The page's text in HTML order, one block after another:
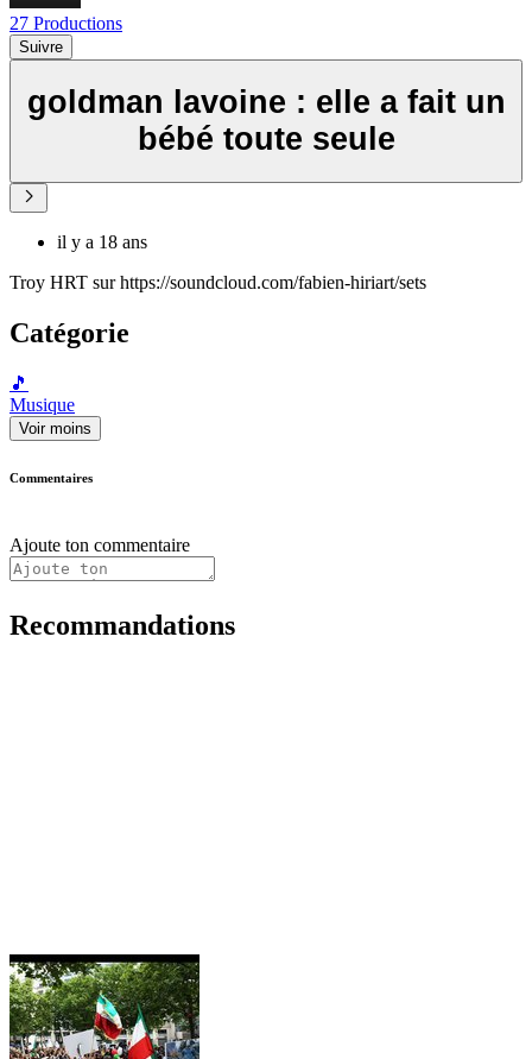
27 Productions
Suivre
goldman lavoine : elle a fait un
bébé toute seule
il y a 18 ans
Troy HRT sur https://soundcloud.com/fabien-hiriart/sets
Catégorie
🎵
Musique
Voir moins
Commentaires
Ajoute ton commentaire
Recommandations